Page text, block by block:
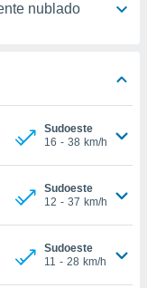
nublado
Sudoeste
16 - 38 km/h
Sudoeste
12 - 37 km/h
Sudoeste
11 - 28 km/h